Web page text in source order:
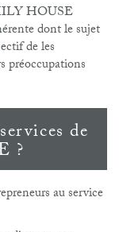
HOUSE
dont le sujet
de les
préoccupations
de
?
au service